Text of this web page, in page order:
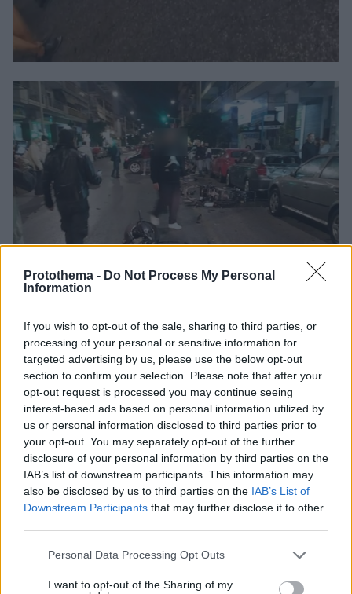
Protothema - Do Not Process My Personal
Information
If you wish to opt-out of the sale, sharing to third parties, or
processing of your personal or sensitive information for
targeted advertising by us, please use the below opt-out
section to confirm your selection. Please note that after your
opt-out request is processed you may continue seeing
interest-based ads based on personal information utilized by
us or personal information disclosed to third parties prior to
your opt-out. You may separately opt-out of the further
disclosure of your personal information by third parties on the
IAB’s list of downstream participants. This information may
also be disclosed by us to third parties on the IAB’s List of
Downstream Participants that may further disclose it to other
Please note that this website/app uses one or more Google
not limited to your visit or usage behaviour. You may click to
Personal Data Processing Opt Outs
I want to opt-out of the Sharing of my
Ειδήσεις σήμερα
Σάλπισε «επίθεση» για το τέταρτο κύμα της
πανδημίας - SMS στους ανεμβολίαστους αλλά
και για την τρίτη δόση
Αυτές είναι οι πιο μισητές μητέρες στην Αγγλία